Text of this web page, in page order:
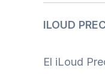
ILOUD
El iLoud